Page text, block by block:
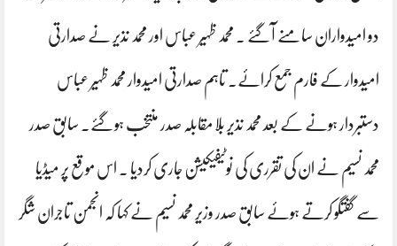
دو امیدواران سامنے آگئے ۔ محمد ظہیر عباس اور محمد نذیر نے صدارتی
امیدوار کے فارم جمع کرائے۔ تاہم صدارتی امیدوار محمد ظہیر عباس
دستبردار ہونے کے بعد محمد نذیر بلا مقابلہ صدر منتخب ہوگئے۔ سابق صدر
محمد نسیم نے ان کی تقرری کی نوٹیفیکیشن جاری کردیا ۔ اس موقع پر میڈیا
سے گفتگو کرتے ہوئے سابق صدر وزیر محمد نسیم نے کہا کہ انجمن تاجران شگر